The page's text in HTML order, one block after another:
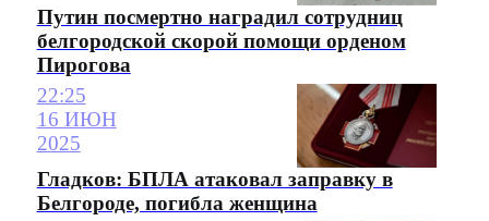
Путин посмертно наградил сотрудниц
белгородской скорой помощи орденом
Пирогова
22:25
16 ИЮН
2025
Гладков: БПЛА атаковал заправку в
Белгороде, погибла женщина